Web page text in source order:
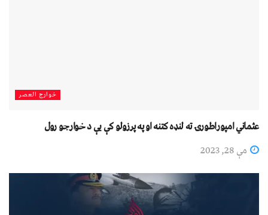
خوارج العصر
عثماني امپوراطورۍ ته لنډه کتنه او په پرزولو کې یې د خوارجو رول
مې 28, 2023